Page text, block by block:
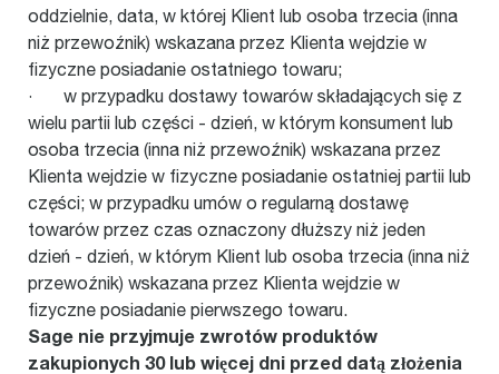
oddzielnie, data, w której Klient lub osoba trzecia (inna
niż przewoźnik) wskazana przez Klienta wejdzie w
fizyczne posiadanie ostatniego towaru;
· w przypadku dostawy towarów składających się z
wielu partii lub części - dzień, w którym konsument lub
osoba trzecia (inna niż przewoźnik) wskazana przez
Klienta wejdzie w fizyczne posiadanie ostatniej partii lub
części; w przypadku umów o regularną dostawę
towarów przez czas oznaczony dłuższy niż jeden
dzień - dzień, w którym Klient lub osoba trzecia (inna niż
przewoźnik) wskazana przez Klienta wejdzie w
fizyczne posiadanie pierwszego towaru.
Sage nie przyjmuje zwrotów produktów
zakupionych 30 lub więcej dni przed datą złożenia